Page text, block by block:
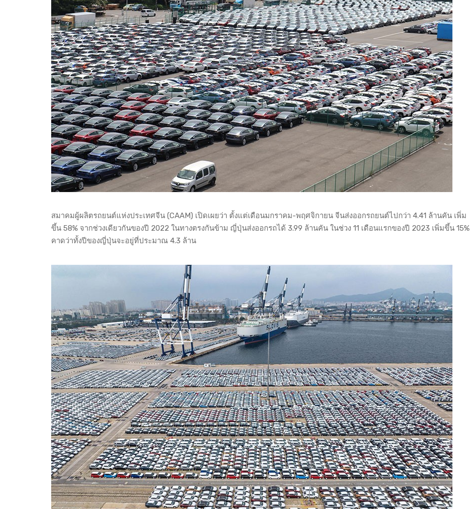
สมาคมผู้ผลิตรถยนต์แห่งประเทศจีน (CAAM) เปิดเผยว่า ตั้งแต่เดือนมกราคม-พฤศจิกายน จีนส่งออกรถยนต์ไปกว่า 4.41 ล้านคัน เพิ่ม
ขึ้น 58% จากช่วงเดียวกันของปี 2022 ในทางตรงกันข้าม ญี่ปุ่นส่งออกรถได้ 3.99 ล้านคัน ในช่วง 11 เดือนแรกของปี 2023 เพิ่มขึ้น 15%
คาดว่าทั้งปีของญี่ปุ่นจะอยู่ที่ประมาณ 4.3 ล้าน